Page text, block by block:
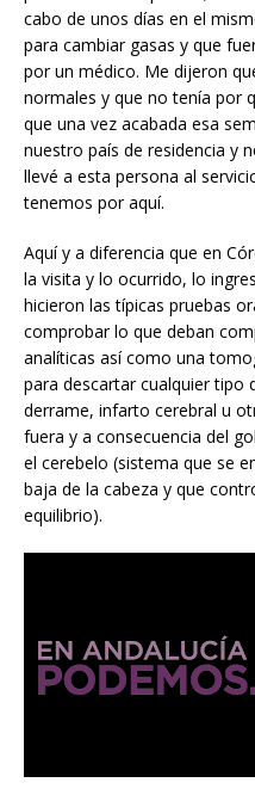
cabo de unos días en el
para cambiar gasas y que
por un médico. Me dijeron
normales y que no tenía por
que una vez acabada esa
nuestro país de residencia y
llevé a esta persona al
tenemos por aquí.
Aquí y a diferencia que en
la visita y lo ocurrido, lo
hicieron las típicas pruebas
comprobar lo que deban
analíticas así como una
para descartar cualquier tipo
derrame, infarto cerebral u
fuera y a consecuencia del
el cerebelo (sistema que se
baja de la cabeza y que
equilibrio).